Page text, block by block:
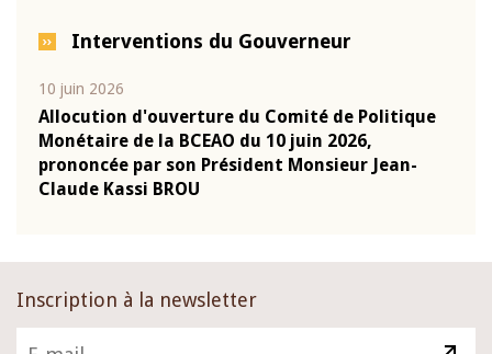
Interventions du Gouverneur
10 juin 2026
Allocution d'ouverture du Comité de Politique
Monétaire de la BCEAO du 10 juin 2026,
prononcée par son Président Monsieur Jean-
Claude Kassi BROU
Inscription à la newsletter